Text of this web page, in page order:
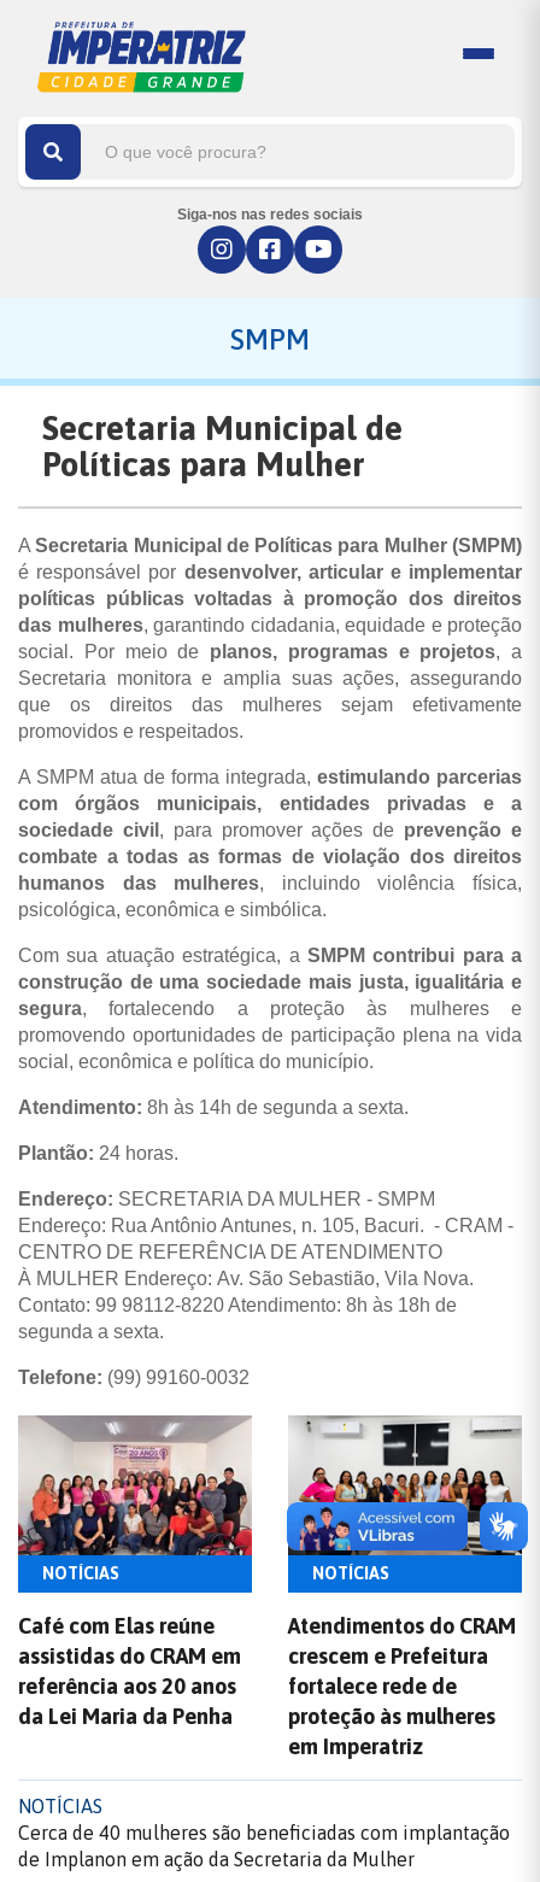
Siga-nos nas redes sociais
SMPM
Secretaria Municipal de
Políticas para Mulher
ASecretaria Municipal de Políticas para Mulher (SMPM)
é responsável por desenvolver, articular e implementar
políticas públicas voltadas à promoção dos direitos
das mulheres, garantindo cidadania, equidade e proteção
social. Por meio de planos, programas e projetos, a
Secretaria monitora e amplia suas ações, assegurando
que os direitos das mulheres sejam efetivamente
promovidos e respeitados.
A SMPM atua de forma integrada, estimulando parcerias
com órgãos municipais, entidades privadas e a
sociedade civil , para promover ações de prevenção e
combate a todas as formas de violação dos direitos
humanos das mulheres, incluindo violência física,
psicológica, econômica e simbólica.
Com sua atuação estratégica, a SMPM contribui para a
construção de uma sociedade mais justa, igualitária e
segura, fortalecendo a proteção às mulheres e
promovendo oportunidades de participação plena na vida
social, econômica e política do município.
Atendimento: 8h às 14h de segunda a sexta.
Plantão: 24 horas.
Endereço: SECRETARIA DA MULHER - SMPM
Endereço: Rua Antônio Antunes, n. 105, Bacuri. - CRAM -
CENTRO DE REFERÊNCIA DE ATENDIMENTO
À MULHER Endereço: Av. São Sebastião, Vila Nova.
Contato: 99 98112-8220 Atendimento: 8h às 18h de
segunda a sexta.
Telefone: (99) 99160-0032
NOTÍCIAS
Café com Elas reúne
assistidas do CRAM em
referência aos 20 anos
da Lei Maria da Penha
NOTÍCIAS
Atendimentos do CRAM
crescem e Prefeitura
fortalece rede de
proteção às mulheres
em Imperatriz
NOTÍCIAS
Cerca de 40 mulheres são beneficiadas com implantação
de Implanon em ação da Secretaria da Mulher